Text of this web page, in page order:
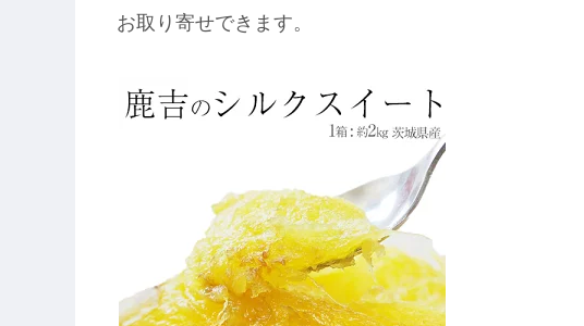
お取り寄せできます。